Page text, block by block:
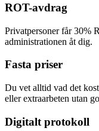
ROT-avdrag
Privatpersoner får 30%
administrationen åt dig.
Fasta priser
Du vet alltid vad det
eller extraarbeten utan
Digitalt protokoll